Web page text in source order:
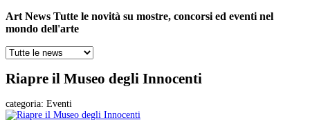
Art News Tutte le novità su mostre, concorsi ed eventi nel
mondo dell'arte
Riapre il Museo degli Innocenti
categoria: Eventi